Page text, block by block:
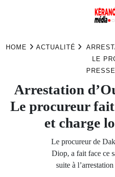
HOME ACTUALITÉ
LE
Arrestation
Le procureur fait
et charge
Le procureur de
Diop, a fait face ce
suite à